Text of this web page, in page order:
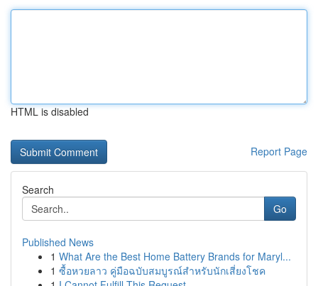
HTML is disabled
Report Page
Search
Go
Published News
1 What Are the Best Home Battery Brands for Maryl...
1 ซื้อหวยลาว คู่มือฉบับสมบูรณ์สำหรับนักเสี่ยงโชค